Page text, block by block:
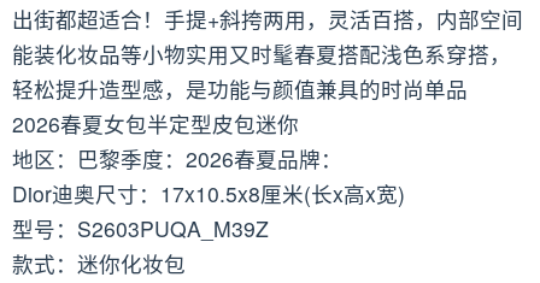
出街都超适合！手提+斜挎两用，灵活百搭，内部空间
能装化妆品等小物实用又时髦春夏搭配浅色系穿搭，
轻松提升造型感，是功能与颜值兼具的时尚单品
2026春夏女包半定型皮包迷你
地区：巴黎季度：2026春夏品牌：
Dior迪奥尺寸：17x10.5x8厘米(长x高x宽)
型号：S2603PUQA_M39Z
款式：迷你化妆包